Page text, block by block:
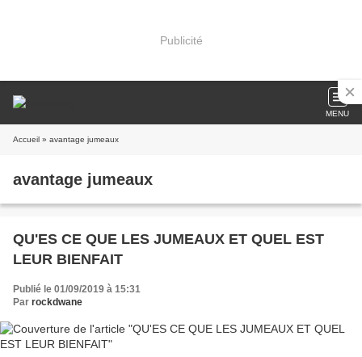
Publicité
MENU
Accueil » avantage jumeaux
avantage jumeaux
QU'ES CE QUE LES JUMEAUX ET QUEL EST
LEUR BIENFAIT
Publié le 01/09/2019 à 15:31
Par rockdwane